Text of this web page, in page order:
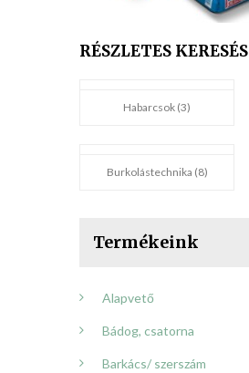
RÉSZLETES KERESÉS
Habarcsok (3)
Burkolástechnika (8)
Termékeink
Alapvető
Bádog, csatorna
Barkács/ szerszám